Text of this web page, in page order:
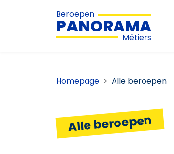
Beroepen
PANORAMA
Métiers
Homepage Alle beroepen
Alle beroepen